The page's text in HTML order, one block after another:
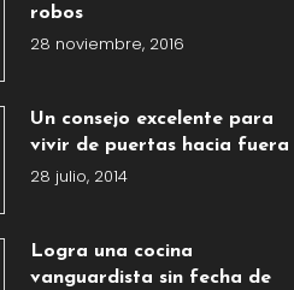
robos
28 noviembre, 2016
Un consejo excelente para
vivir de puertas hacia fuera
28 julio, 2014
Logra una cocina
vanguardista sin fecha de